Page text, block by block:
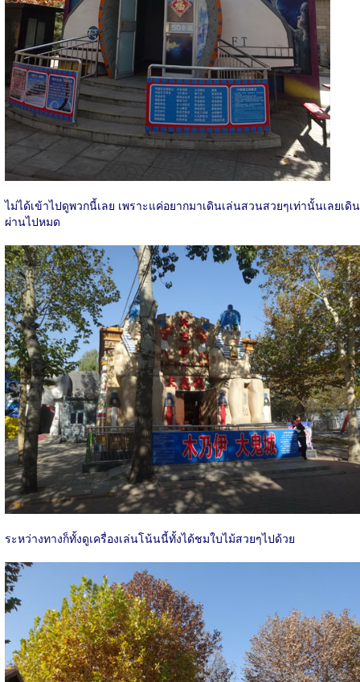
ไม่ได้เข้าไปดูพวกนี้เลย เพราะแค่อยากมาเดินเล่นสวนสวยๆเท่านั้นเลยเดิน
ผ่านไปหมด
ระหว่างทางก็ทั้งดูเครื่องเล่นโน้นนี้ทั้งได้ชมใบไม้สวยๆไปด้วย